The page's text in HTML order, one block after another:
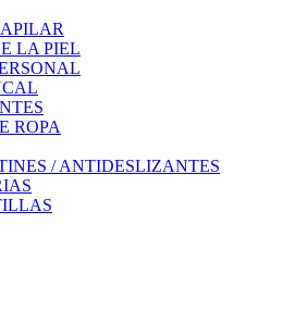
LA PIEL
ROPA
/ ANTIDESLIZANTES